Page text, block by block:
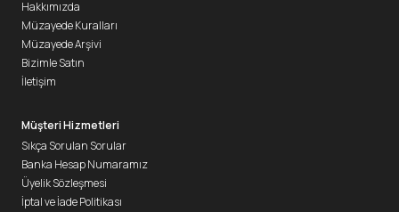
Hakkımızda
Müzayede Kuralları
Müzayede Arşivi
Bizimle Satın
İletişim
Müşteri Hizmetleri
Sıkça Sorulan Sorular
Banka Hesap Numaramız
Üyelik Sözleşmesi
İptal ve İade Politikası